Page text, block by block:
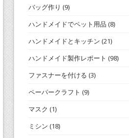
バッグ作り (9)
ハンドメイドでペット用品 (8)
ハンドメイドとキッチン (21)
ハンドメイド製作レポート (98)
ファスナーを付ける (3)
ペーパークラフト (9)
マスク (1)
ミシン (18)